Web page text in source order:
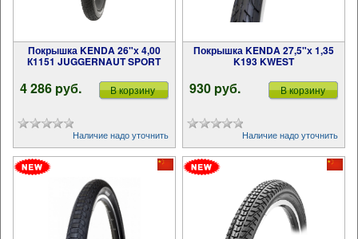
Покрышка KENDA 26"х 4,00
К1151 JUGGERNAUT SPORT
4 286 pуб. В корзину
Наличие надо уточнить
Покрышка KENDA 27,5"х 1,35
K193 KWEST
930 pуб. В корзину
Наличие надо уточнить